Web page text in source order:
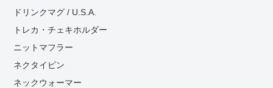
ドリンクマグ / U.S.A.
トレカ・チェキホルダー
ニットマフラー
ネクタイピン
ネックウォーマー